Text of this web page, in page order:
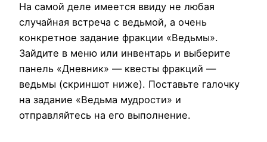
На самой деле имеется ввиду не любая
случайная встреча с ведьмой, а очень
конкретное задание фракции «Ведьмы».
Зайдите в меню или инвентарь и выберите
панель «Дневник» — квесты фракций —
ведьмы (скриншот ниже). Поставьте галочку
на задание «Ведьма мудрости» и
отправляйтесь на его выполнение.